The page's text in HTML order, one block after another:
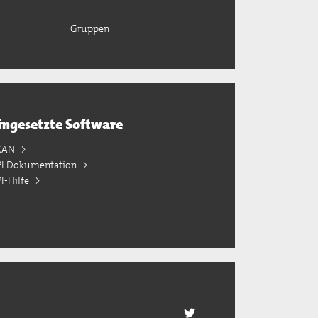
Gruppen
Software
Dokumentation
Hilfe